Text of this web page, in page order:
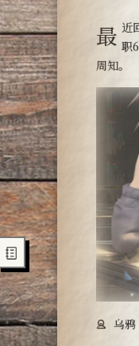
最近回坑了FF14，洗成了可爱的拉拉肥，打算暂时主 职
周知。
乌鸦